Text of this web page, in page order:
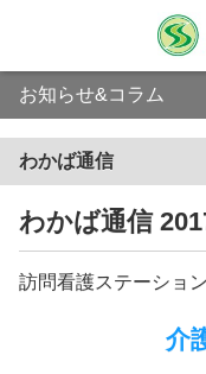
お知らせ&コラム
わかば通信
わかば通信
訪問看護ステーショ
介